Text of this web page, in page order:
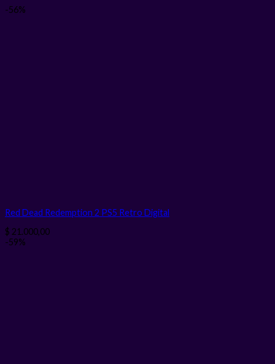
-56%
Red Dead Redemption 2 PS5 Retro Digital
$ 21.000,00
-59%